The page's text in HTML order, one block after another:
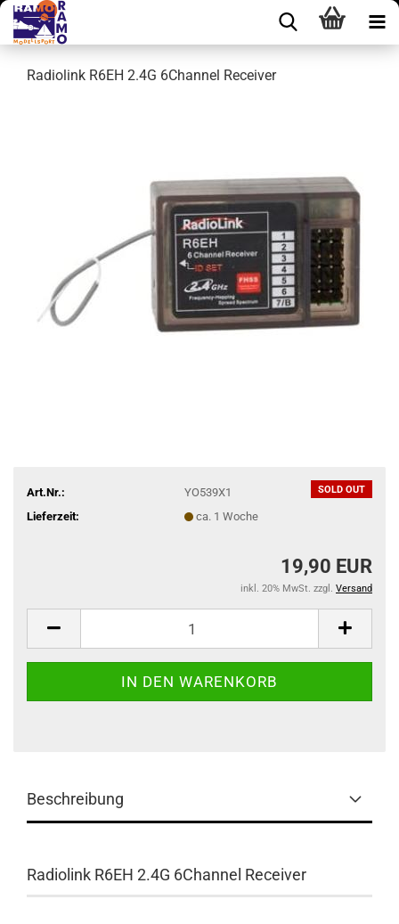
Radiolink R6EH 2.4G 6Channel Receiver
SOLD OUT
Art.Nr.:
YO539X1
Lieferzeit:
ca. 1 Woche
19,90 EUR
inkl. 20% MwSt. zzgl. Versand
Beschreibung
Radiolink R6EH 2.4G 6Channel Receiver